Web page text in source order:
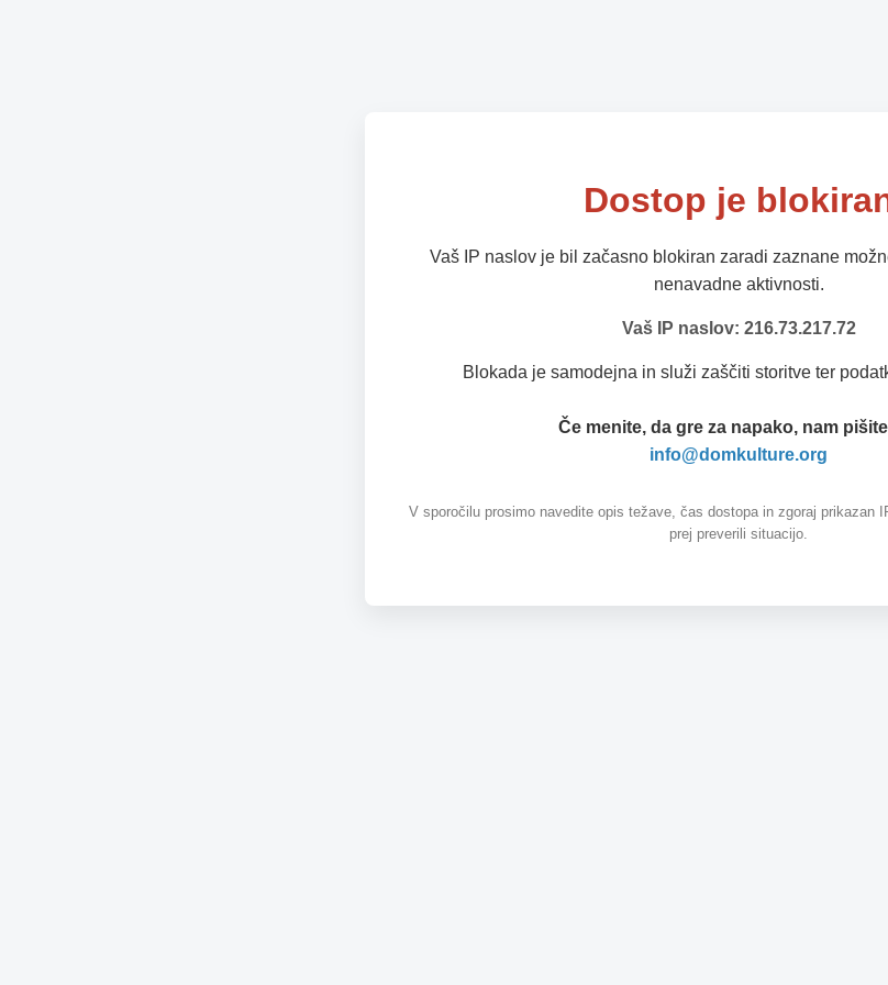
Dostop je
Vaš IP naslov je bil začasno blokiran zaradi zaznane
nenavadne aktivnosti.
Vaš IP naslov: 216.73.217.72
Blokada je samodejna in služi zaščiti storitve ter
Če menite, da gre za napako, nam
info@domkulture.org
V sporočilu prosimo navedite opis težave, čas dostopa in zgoraj prikazan
prej preverili situacijo.